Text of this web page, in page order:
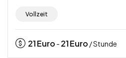
Vollzeit
21Euro - 21Euro / Stunde